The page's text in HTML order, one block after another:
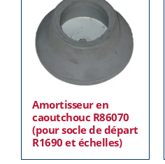
Amortisseur en
caoutchouc R86070
(pour socle de départ
R1690 et échelles)